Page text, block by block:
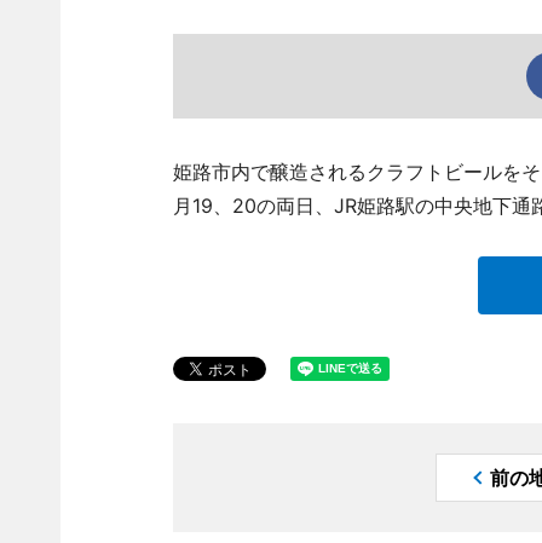
姫路市内で醸造されるクラフトビールを
月19、20の両日、JR姫路駅の中央地下通
前の